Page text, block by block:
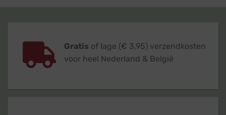
Gratis of lage (€ 3,95) verzendkosten
voor heel Nederland & België